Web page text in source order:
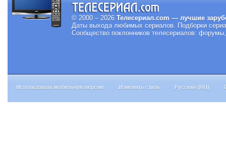
© 2000 – 2026 Телесериал.com — лучшие
Даты выхода любимых сериалов. Подборки
Сообщество поклонников телесериалов:
Использовать мобильную версию Изменить стиль Русский (RU)